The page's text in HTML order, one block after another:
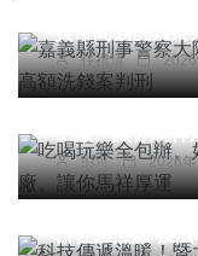
任禮清
綜合新聞
吃喝玩樂全包辦
彭可 2026
文教 科技新知
科技傳遞溫暖！